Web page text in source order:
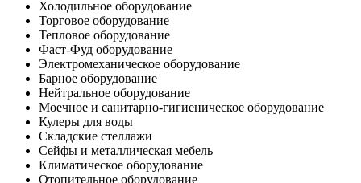
Холодильное оборудование
Торговое оборудование
Тепловое оборудование
Фаст-Фуд оборудование
Электромеханическое оборудование
Барное оборудование
Нейтральное оборудование
Моечное и санитарно-гигиеническое оборудование
Кулеры для воды
Складские стеллажи
Сейфы и металлическая мебель
Климатическое оборудование
Отопительное оборудование